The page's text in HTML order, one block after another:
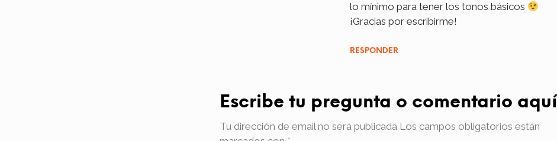
lo mínimo para tener los tonos básicos
¡Gracias por escribirme!
RESPONDER
Escribe tu pregunta o comentario aquí
Tu dirección de email no será publicada Los campos obligatorios están